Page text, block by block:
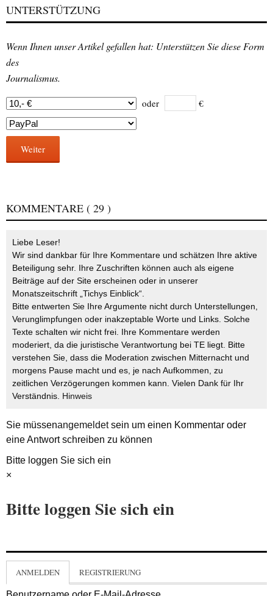
UNTERSTÜTZUNG
Wenn Ihnen unser Artikel gefallen hat: Unterstützen Sie diese Form
des
Journalismus.
oder €
Weiter
KOMMENTARE ( 29 )
Liebe Leser!
Wir sind dankbar für Ihre Kommentare und schätzen Ihre aktive
Beteiligung sehr. Ihre Zuschriften können auch als eigene
Beiträge auf der Site erscheinen oder in unserer
Monatszeitschrift „Tichys Einblick“.
Bitte entwerten Sie Ihre Argumente nicht durch Unterstellungen,
Verunglimpfungen oder inakzeptable Worte und Links. Solche
Texte schalten wir nicht frei. Ihre Kommentare werden
moderiert, da die juristische Verantwortung bei TE liegt. Bitte
verstehen Sie, dass die Moderation zwischen Mitternacht und
morgens Pause macht und es, je nach Aufkommen, zu
zeitlichen Verzögerungen kommen kann. Vielen Dank für Ihr
Verständnis. Hinweis
Sie müssenangemeldetsein um einen Kommentar oder
eine Antwort schreiben zu können
Bitte loggen Sie sich ein
×
Bitte loggen Sie sich ein
ANMELDEN REGISTRIERUNG